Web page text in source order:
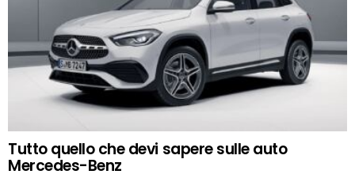
Tutto quello che devi sapere sulle auto
Mercedes-Benz